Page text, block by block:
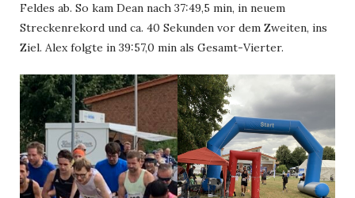
Feldes ab. So kam Dean nach 37:49,5 min, in neuem
Streckenrekord und ca. 40 Sekunden vor dem Zweiten, ins
Ziel. Alex folgte in 39:57,0 min als Gesamt-Vierter.